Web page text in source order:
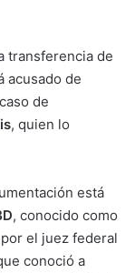
transferencia de
acusado de
de
, quien lo
está
, conocido como
el juez federal
conoció a